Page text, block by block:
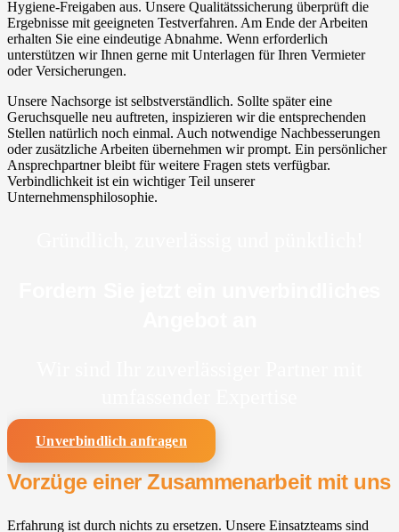
Hygiene-Freigaben aus. Unsere Qualitätssicherung überprüft die
Ergebnisse mit geeigneten Testverfahren. Am Ende der Arbeiten
erhalten Sie eine eindeutige Abnahme. Wenn erforderlich
unterstützen wir Ihnen gerne mit Unterlagen für Ihren Vermieter
oder Versicherungen.
Unsere Nachsorge ist selbstverständlich. Sollte später eine
Geruchsquelle neu auftreten, inspizieren wir die entsprechenden
Stellen natürlich noch einmal. Auch notwendige Nachbesserungen
oder zusätzliche Arbeiten übernehmen wir prompt. Ein persönlicher
Ansprechpartner bleibt für weitere Fragen stets verfügbar.
Verbindlichkeit ist ein wichtiger Teil unserer
Unternehmensphilosophie.
Unverbindlich anfragen
Vorzüge einer Zusammenarbeit mit uns
Erfahrung ist durch nichts zu ersetzen. Unsere Einsatzteams sind